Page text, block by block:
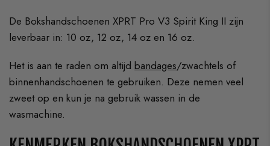
De Bokshandschoenen XPRT Pro V3 Spirit King II zijn
leverbaar in: 10 oz, 12 oz, 14 oz en 16 oz.
Het is aan te raden om altijdbandages/zwachtels of
binnenhandschoenen te gebruiken. Deze nemen veel
zweet op en kun je na gebruik wassen in de
wasmachine.